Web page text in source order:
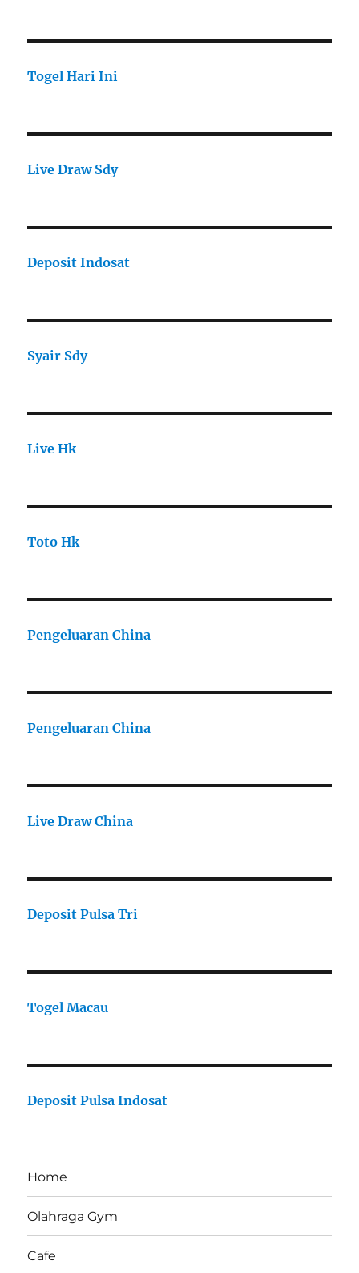
Togel Hari Ini
Live Draw Sdy
Deposit Indosat
Syair Sdy
Live Hk
Toto Hk
Pengeluaran China
Pengeluaran China
Live Draw China
Deposit Pulsa Tri
Togel Macau
Deposit Pulsa Indosat
Home
Olahraga Gym
Cafe